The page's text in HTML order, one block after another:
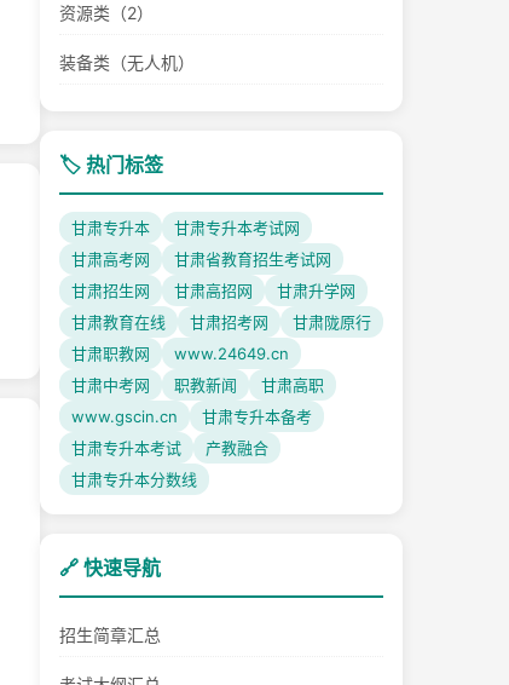
资源类（2）
装备类（无人机）
🏷️ 热门标签
甘肃专升本
甘肃专升本考试网
甘肃高考网
甘肃省教育招生考试网
甘肃招生网
甘肃高招网
甘肃升学网
甘肃教育在线
甘肃招考网
甘肃陇原行
甘肃职教网
www.24649.cn
甘肃中考网
职教新闻
甘肃高职
www.gscin.cn
甘肃专升本备考
甘肃专升本考试
产教融合
甘肃专升本分数线
🔗 快速导航
招生简章汇总